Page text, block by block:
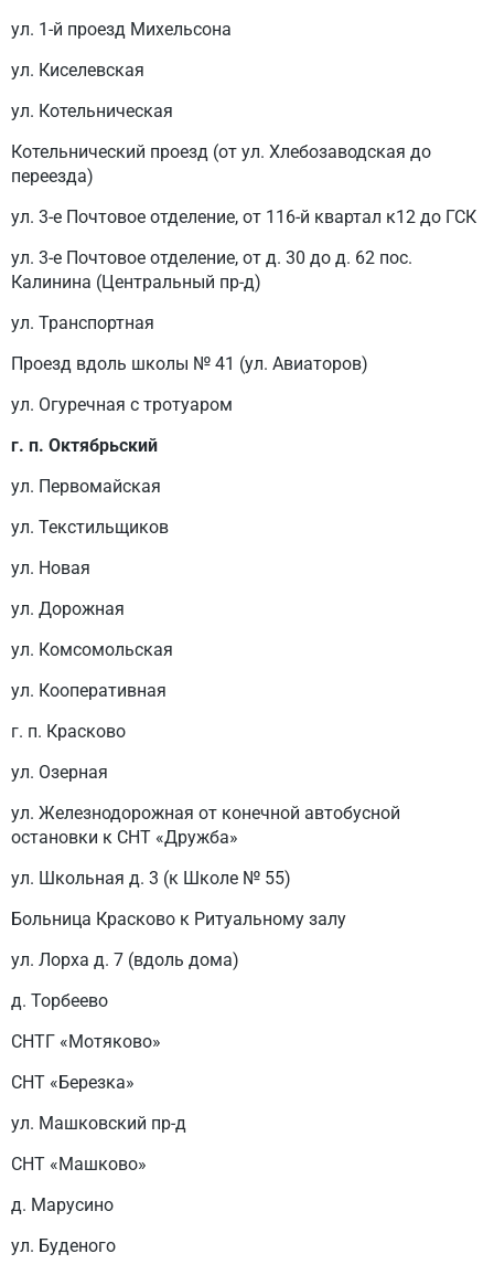
ул. 1-й проезд Михельсона
ул. Киселевская
ул. Котельническая
Котельнический проезд (от ул. Хлебозаводская до
переезда)
ул. 3-е Почтовое отделение, от 116-й квартал к12 до ГСК
ул. 3-е Почтовое отделение, от д. 30 до д. 62 пос.
Калинина (Центральный пр-д)
ул. Транспортная
Проезд вдоль школы № 41 (ул. Авиаторов)
ул. Огуречная с тротуаром
г. п. Октябрьский
ул. Первомайская
ул. Текстильщиков
ул. Новая
ул. Дорожная
ул. Комсомольская
ул. Кооперативная
г. п. Красково
ул. Озерная
ул. Железнодорожная от конечной автобусной
остановки к СНТ «Дружба»
ул. Школьная д. 3 (к Школе № 55)
Больница Красково к Ритуальному залу
ул. Лорха д. 7 (вдоль дома)
д. Торбеево
СНТГ «Мотяково»
СНТ «Березка»
ул. Машковский пр-д
СНТ «Машково»
д. Марусино
ул. Буденого